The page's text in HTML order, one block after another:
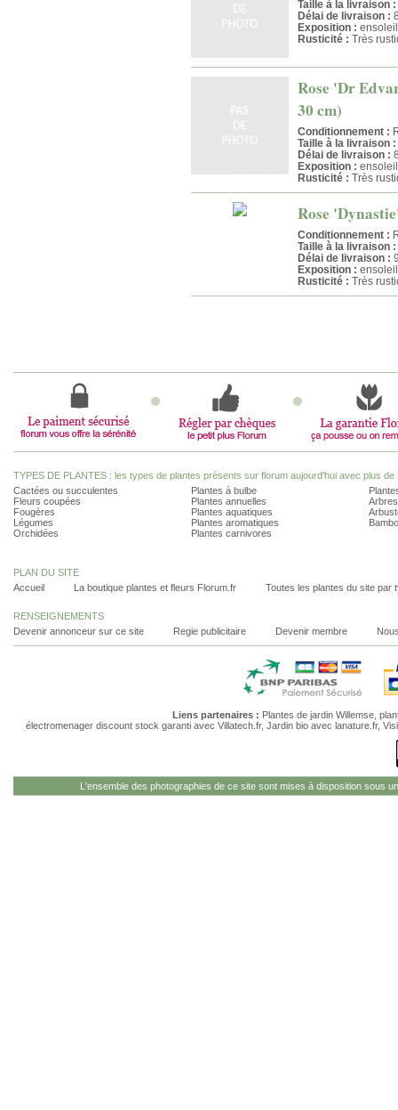
Taille à la livraison :
Délai de livraison :
Exposition :
Rusticité : Très
Rose 'Dr
30 cm)
Conditionnement :
Taille à la livraison :
Délai de livraison :
Exposition :
Rusticité : Très
Rose
Conditionnement :
Taille à la livraison :
Délai de livraison :
Exposition :
Rusticité : Très
TYPES DE PLANTES : les types de plantes présents sur florum aujourd'hui avec plus de
Cactées ou succulentes
Fleurs coupées
Fougères
Légumes
Orchidées
Plantes à bulbe
Plantes annuelles
Plantes aquatiques
Plantes aromatiques
Plantes carnivores
PLAN DU SITE
Accueil
La boutique plantes et fleurs Florum.fr Toutes les plantes du site par
RENSEIGNEMENTS
Devenir annonceur sur ce site
Regie publicitaire Devenir membre
Liens partenaires : Plantes de jardin Willemse,
électromenager discount stock garantiavec Villatech.fr, Jardin bioavec lanature.fr,
L'ensemble des photographies de ce site sont mises à disposition sous